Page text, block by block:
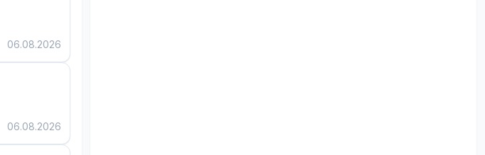
06.08.2026
06.08.2026